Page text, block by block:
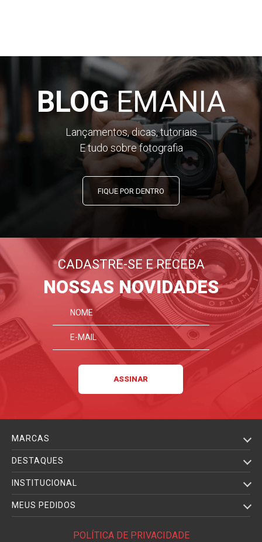
BLOGEMANIA
Lançamentos, dicas, tutoriais
E tudo sobre fotografia
FIQUE POR DENTRO
CADASTRE-SE E RECEBA
NOSSAS NOVIDADES
MARCAS
DESTAQUES
INSTITUCIONAL
MEUS PEDIDOS
POLÍTICA DE PRIVACIDADE